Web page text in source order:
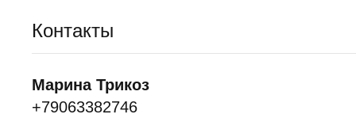
Контакты
Марина Трикоз
+79063382746